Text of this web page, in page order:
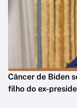
Câncer de Biden
filho do ex-